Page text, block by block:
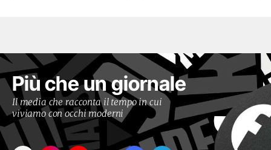
Più che un giornale
Il media che racconta il tempo in cui
viviamo con occhi moderni